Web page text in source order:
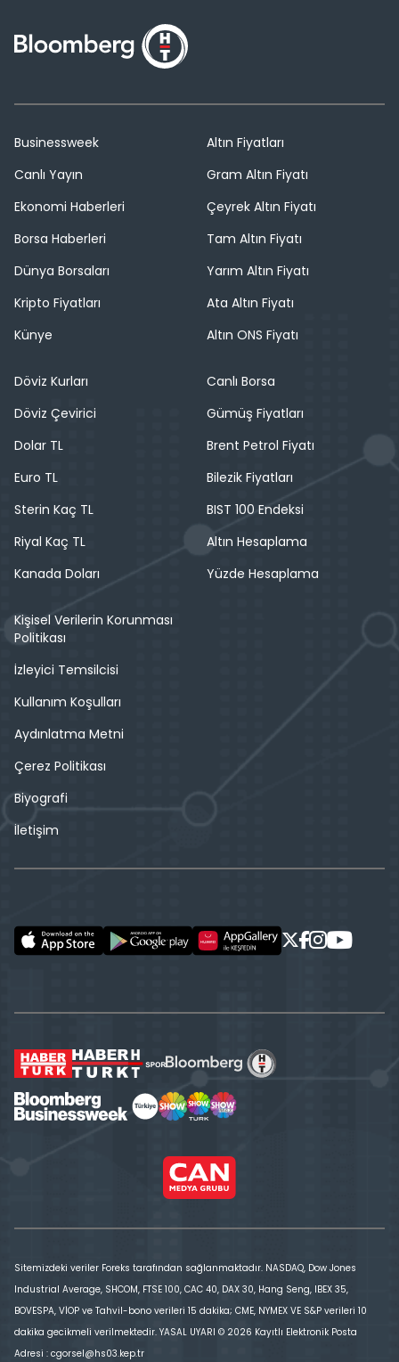
Businessweek
Canlı Yayın
Ekonomi Haberleri
Borsa Haberleri
Dünya Borsaları
Kripto Fiyatları
Künye
Altın Fiyatları
Gram Altın Fiyatı
Çeyrek Altın Fiyatı
Tam Altın Fiyatı
Yarım Altın Fiyatı
Ata Altın Fiyatı
Altın ONS Fiyatı
Döviz Kurları
Döviz Çevirici
Dolar TL
Euro TL
Sterin Kaç TL
Riyal Kaç TL
Kanada Doları
Canlı Borsa
Gümüş Fiyatları
Brent Petrol Fiyatı
Bilezik Fiyatları
BIST 100 Endeksi
Altın Hesaplama
Yüzde Hesaplama
Kişisel Verilerin Korunması
Politikası
İzleyici Temsilcisi
Kullanım Koşulları
Aydınlatma Metni
Çerez Politikası
Biyografi
İletişim
Sitemizdeki veriler Foreks tarafından sağlanmaktadır. NASDAQ, Dow Jones
Industrial Average, SHCOM, FTSE 100, CAC 40, DAX 30, Hang Seng, IBEX 35,
BOVESPA, VİOP ve Tahvil-bono verileri 15 dakika; CME, NYMEX VE S&P verileri 10
dakika gecikmeli verilmektedir. YASAL UYARI © 2026 Kayıtlı Elektronik Posta
Adresi : cgorsel@hs03.kep.tr